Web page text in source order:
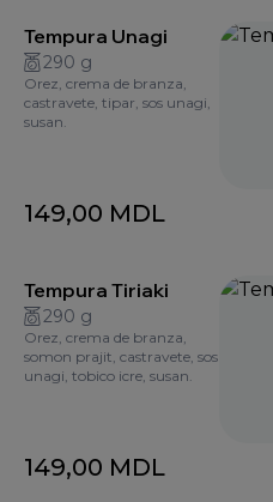
Tempura Unagi
290 g
Orez, crema de branza,
castravete, tipar, sos unagi,
susan.
149,00 MDL
Tempura Tiriaki
290 g
Orez, crema de branza,
somon prajit, castravete, sos
unagi, tobico icre, susan.
149,00 MDL